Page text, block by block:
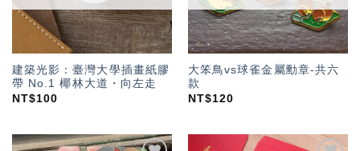
建築光影：臺灣大學插畫紙膠
帶 No.1 椰林大道・向左走
NT$100
大笨鳥vs球雀金屬勳章-共六
款
NT$120